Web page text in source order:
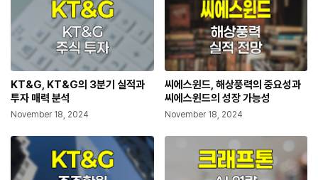
KT&G, KT&G의 3분기 실적과
투자 매력 분석
November 18, 2024
씨에스윈드, 해상풍력의 중요성과
씨에스윈드의 성장 가능성
November 18, 2024